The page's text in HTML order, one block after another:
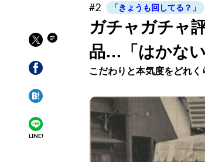
LINE!
#2 「きょうも回してる？」
ガチャガチャ
品…「はかない
こだわりと本気度をどれ